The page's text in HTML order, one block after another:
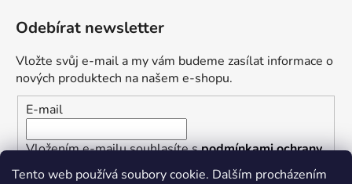
Tento web používá soubory cookie. Dalším procházením
Odebírat newsletter
Vložte svůj e-mail a my vám budeme zasílat informace o
nových produktech na našem e-shopu.
E-mail
Vložením e-mailu souhlasíte spodmínkami ochrany
osobních údajů